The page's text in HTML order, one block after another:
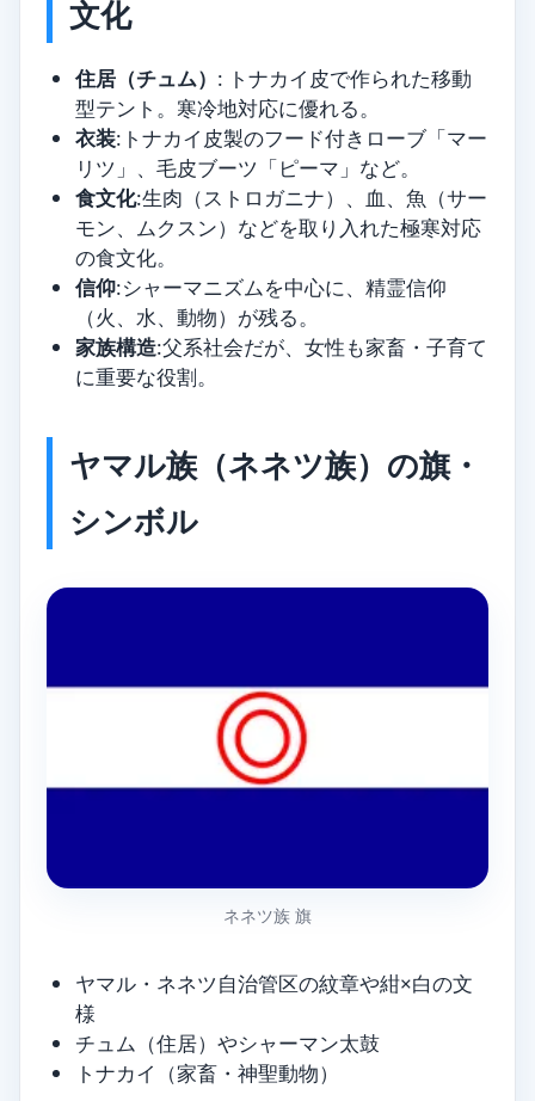
文化
住居（チュム） : トナカイ皮で作られた移動
型テント。寒冷地対応に優れる。
衣装:トナカイ皮製のフード付きローブ「マー
リツ」、毛皮ブーツ「ピーマ」など。
食文化:生肉（ストロガニナ）、血、魚（サー
モン、ムクスン）などを取り入れた極寒対応
の食文化。
信仰:シャーマニズムを中心に、精霊信仰
（火、水、動物）が残る。
家族構造:父系社会だが、女性も家畜・子育て
に重要な役割。
ヤマル族（ネネツ族）の旗・
シンボル
ネネツ族 旗
ヤマル・ネネツ自治管区の紋章や紺×白の文
様
チュム（住居）やシャーマン太鼓
トナカイ（家畜・神聖動物）